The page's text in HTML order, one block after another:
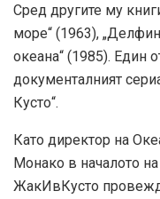
Сред другите му
море“ (1963),
океана“ (1985). Един
документалният
Кусто“.
Като директор на
Монако в началото
Жак­ИвКусто